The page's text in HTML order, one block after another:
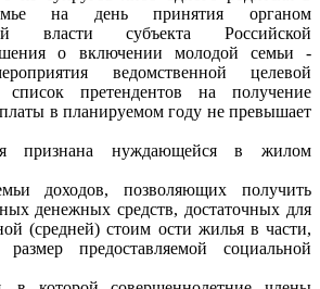
на день принятия органом
власти субъекта Российской
о включении молодой семьи -
ведомственной целевой
претендентов на получение
в планируемом году не превышает
признана нуждающейся в жилом
доходов, позволяющих получить
денежных средств, достаточных для
(средней) стоим ости жилья в части,
предоставляемой социальной